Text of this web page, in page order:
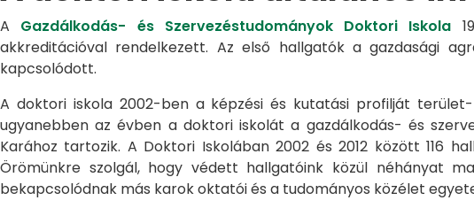
A Gazdálkodás- és Szervezéstudományok Doktori Iskola
akkreditációval rendelkezett. Az első hallgatók a gazdasági
kapcsolódott.
A doktori iskola 2002-ben a képzési és kutatási profilját
ugyanebben az évben a doktori iskolát a gazdálkodás- és
Karához tartozik. A Doktori Iskolában 2002 és 2012 között 116
Örömünkre szolgál, hogy védett hallgatóink közül néhányat
bekapcsolódnak más karok oktatói és a tudományos közélet